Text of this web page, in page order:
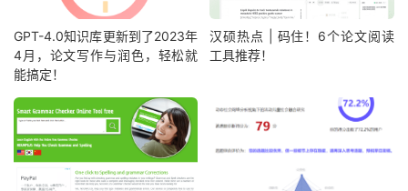
GPT-4.0知识库更新到了2023年
4月，论文写作与润色，轻松就
能搞定！
汉硕热点 | 码住！6个论文阅读
工具推荐！